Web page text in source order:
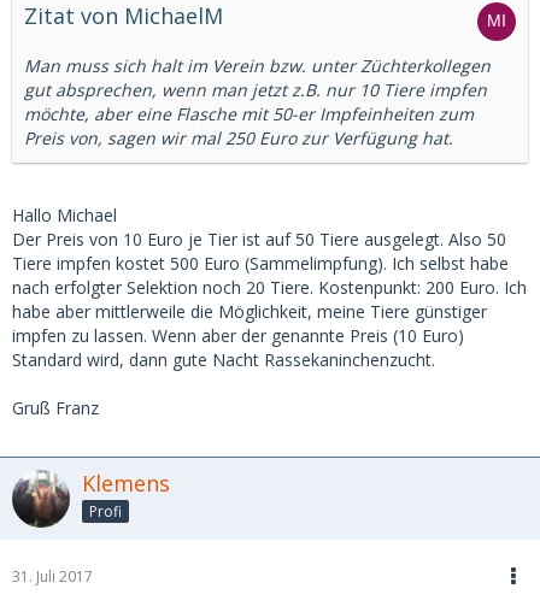
Zitat von MichaelM
Man muss sich halt im Verein bzw. unter Züchterkollegen
gut absprechen, wenn man jetzt z.B. nur 10 Tiere impfen
möchte, aber eine Flasche mit 50-er Impfeinheiten zum
Preis von, sagen wir mal 250 Euro zur Verfügung hat.
Hallo Michael
Der Preis von 10 Euro je Tier ist auf 50 Tiere ausgelegt. Also 50
Tiere impfen kostet 500 Euro (Sammelimpfung). Ich selbst habe
nach erfolgter Selektion noch 20 Tiere. Kostenpunkt: 200 Euro. Ich
habe aber mittlerweile die Möglichkeit, meine Tiere günstiger
impfen zu lassen. Wenn aber der genannte Preis (10 Euro)
Standard wird, dann gute Nacht Rassekaninchenzucht.
Gruß Franz
Klemens
Profi
31. Juli 2017